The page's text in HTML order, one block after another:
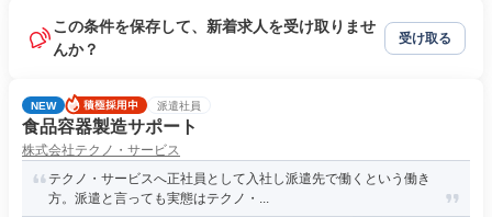
この条件を保存して、新着求人を受け取りませ
んか？
受け取る
NEW 派遣社員
食品容器製造サポート
株式会社テクノ・サービス
テクノ・サービスへ正社員として入社し派遣先で働くという働き
方。派遣と言っても実態はテクノ・...